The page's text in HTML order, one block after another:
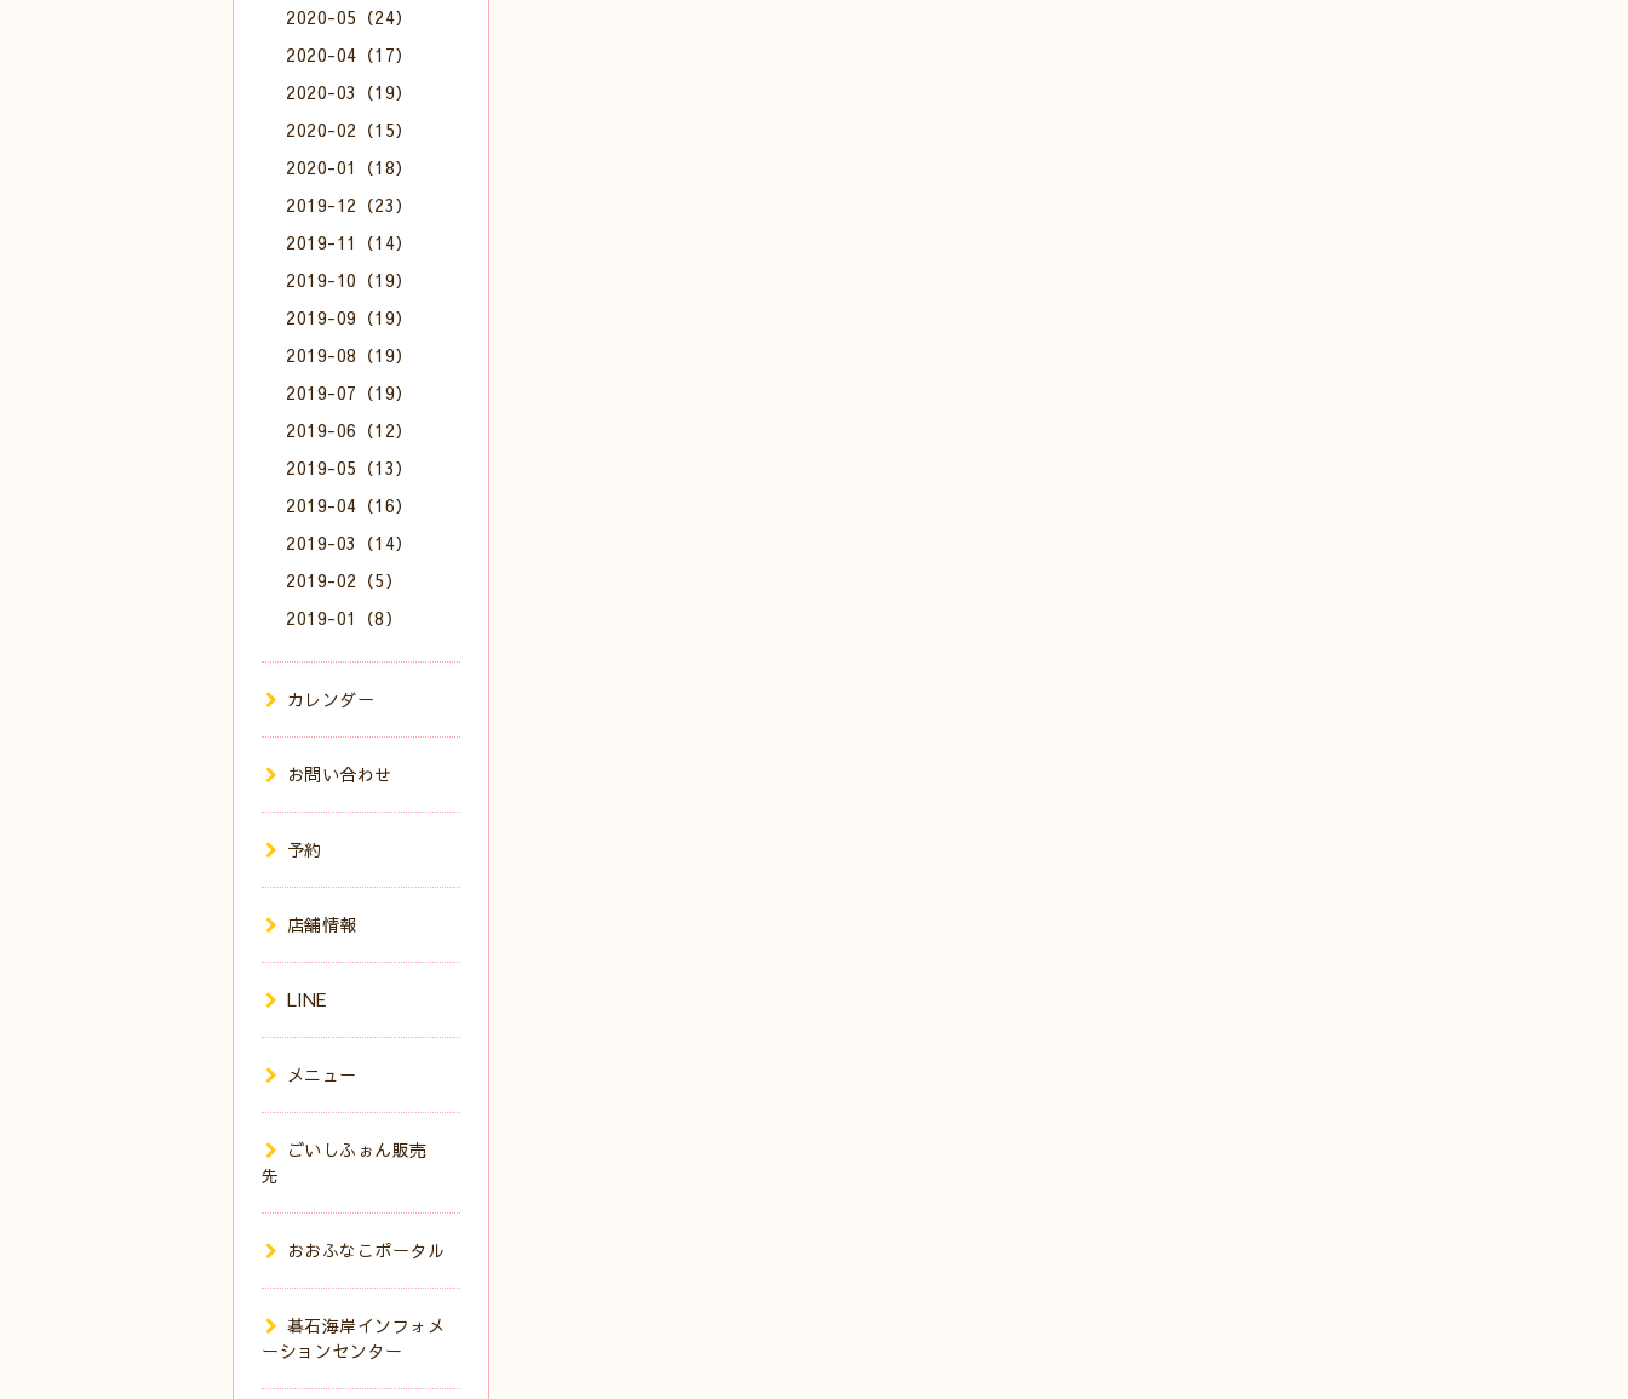
2020-05（24）
2020-04（17）
2020-03（19）
2020-02（15）
2020-01（18）
2019-12（23）
2019-11（14）
2019-10（19）
2019-09（19）
2019-08（19）
2019-07（19）
2019-06（12）
2019-05（13）
2019-04（16）
2019-03（14）
2019-02（5）
2019-01（8）
カレンダー
お問い合わせ
予約
店舗情報
LINE
メニュー
ごいしふぉん販売
先
おおふなこポータル
碁石海岸インフォメ
ーションセンター